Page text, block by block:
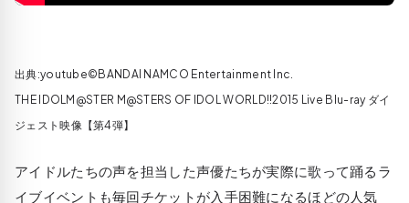
出典:youtube©BANDAI NAMCO Entertainment Inc.
THE IDOLM@STER M@STERS OF IDOL WORLD!!2015 Live Blu-ray ダイ
ジェスト映像【第4弾】
アイドルたちの声を担当した声優たちが実際に歌って踊るラ
イブイベントも毎回チケットが入手困難になるほどの人気